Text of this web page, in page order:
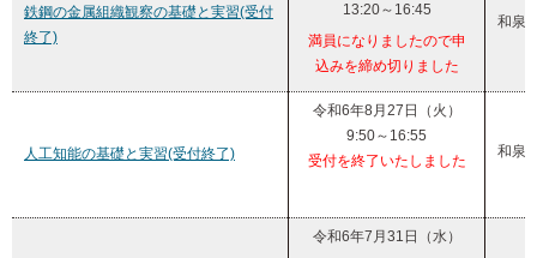
鉄鋼の金属組織観察の基礎と実習(受付
終了)
13:20～16:45
満員になりましたので申
込みを締め切りました
和泉
人工知能の基礎と実習(受付終了)
令和6年8月27日（火）
9:50～16:55
受付を終了いたしました
和泉
令和6年7月31日（水）